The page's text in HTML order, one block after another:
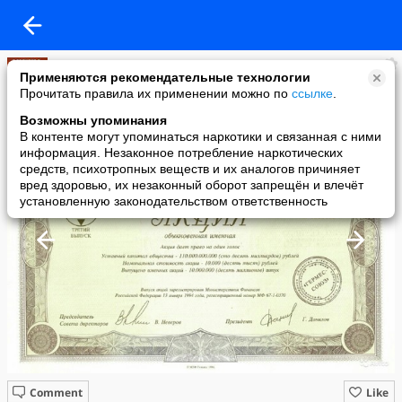
Применяются рекомендательные технологии
Прочитать правила их применении можно по ссылке
Возможны упоминания
В контенте могут упоминаться наркотики и связанная с ними
информация. Незаконное потребление наркотических
средств, психотропных веществ и их аналогов причиняет
вред здоровью, их незаконный оборот запрещён и влечёт
установленную законодательством ответственность
александр кривощёков
added a photo
01 May в 23:30
Like
Comment